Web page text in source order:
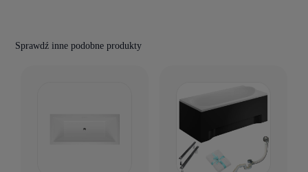
Sprawdź inne podobne produkty